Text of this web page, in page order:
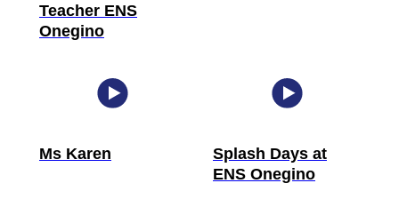
Teacher ENS
Onegino
Ms Karen
Splash Days at
ENS Onegino